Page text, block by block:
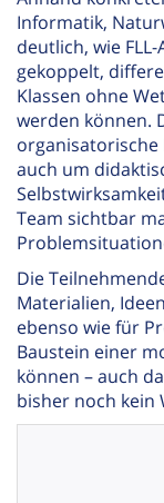
Informatik,
deutlich, wie
gekoppelt,
Klassen ohne
werden können.
organisatorische
auch um
Team sichtbar
Die
Materialien,
ebenso wie für
Baustein einer
können – auch
bisher noch